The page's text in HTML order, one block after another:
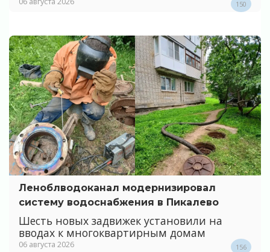
150
Леноблводоканал модернизировал
систему водоснабжения в Пикалево
Шесть новых задвижек установили на
вводах к многоквартирным домам
06 августа 2026 156